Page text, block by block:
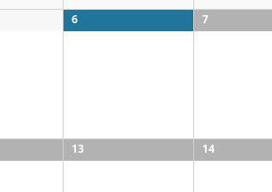
6 7
13 14